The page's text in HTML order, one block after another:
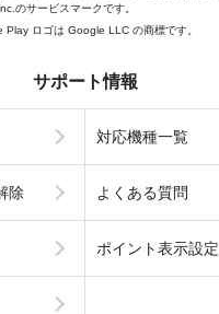
のサービスマークです。
ロゴは Google LLC の商標です。
サポート情報
対応機種一覧
除 よくある質問
ポイント表示設定